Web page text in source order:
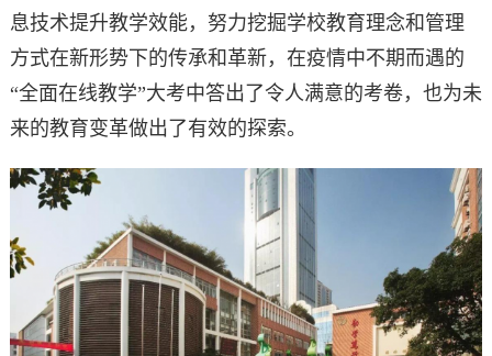
息技术提升教学效能，努力挖掘学校教育理念和管理
方式在新形势下的传承和革新，在疫情中不期而遇的
“全面在线教学”大考中答出了令人满意的考卷，也为未
来的教育变革做出了有效的探索。